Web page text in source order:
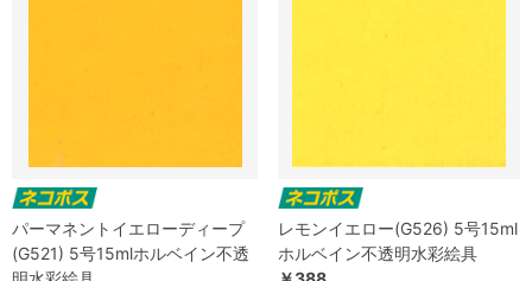
パーマネントイエローディープ
(G521) 5号15mlホルベイン不透
レモンイエロー(G526) 5号15ml
ホルベイン不透明水彩絵具